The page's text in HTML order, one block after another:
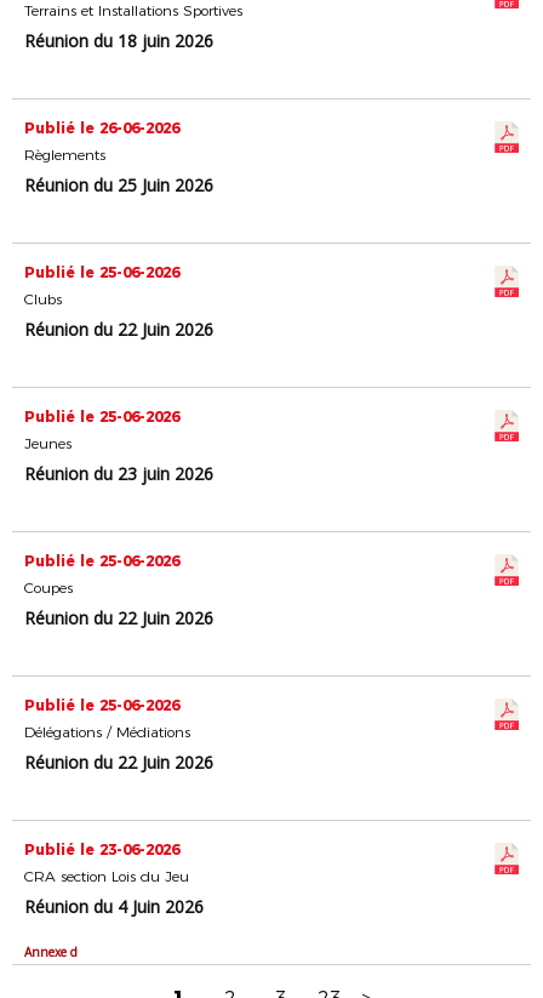
Terrains et Installations Sportives
Réunion du 18 juin 2026
Publié le 26-06-2026
Règlements
Réunion du 25 Juin 2026
Publié le 25-06-2026
Clubs
Réunion du 22 Juin 2026
Publié le 25-06-2026
Jeunes
Réunion du 23 juin 2026
Publié le 25-06-2026
Coupes
Réunion du 22 Juin 2026
Publié le 25-06-2026
Délégations / Médiations
Réunion du 22 Juin 2026
Publié le 23-06-2026
CRA section Lois du Jeu
Réunion du 4 Juin 2026
Annexe d